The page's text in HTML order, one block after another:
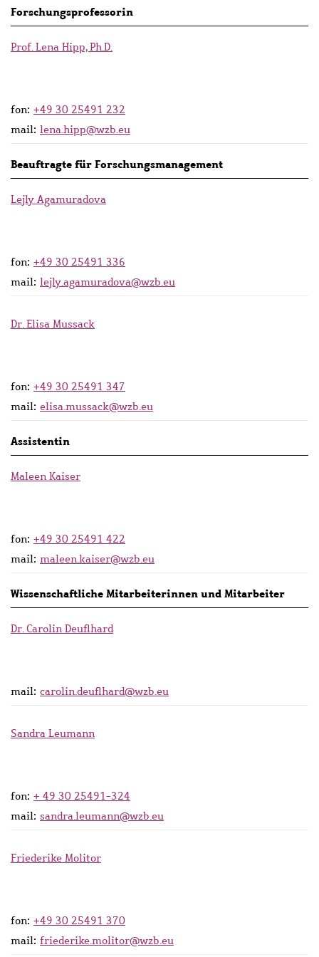
Persons
lists
Forschungsprofessorin
Prof. Lena Hipp, Ph.D.
fon: +49 30 25491 232
mail: lena.hipp@wzb.eu
Beauftragte für Forschungsmanagement
Lejly Agamuradova
fon: +49 30 25491 336
mail: lejly.agamuradova@wzb.eu
Dr. Elisa Mussack
fon: +49 30 25491 347
mail: elisa.mussack@wzb.eu
Assistentin
Maleen Kaiser
fon: +49 30 25491 422
mail: maleen.kaiser@wzb.eu
Wissenschaftliche Mitarbeiterinnen und Mitarbeiter
Dr. Carolin Deuflhard
mail: carolin.deuflhard@wzb.eu
Sandra Leumann
fon: + 49 30 25491-324
mail: sandra.leumann@wzb.eu
Friederike Molitor
fon: +49 30 25491 370
mail: friederike.molitor@wzb.eu